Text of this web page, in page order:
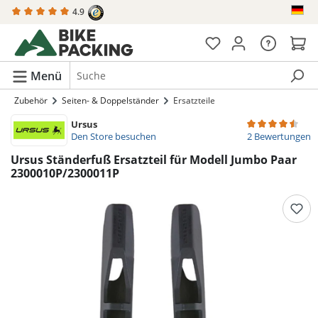
springen 4.9
Menü
Zubehör Seiten- & Doppelständer Ersatzteile
Ursus
Den Store besuchen
Ursus Ständerfuß Ersatzteil für Modell Jumbo Paar
2300010P/2300011P
2 Bewertungen